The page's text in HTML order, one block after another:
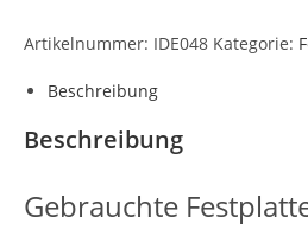
Artikelnummer: IDE048 Kategorie:
Beschreibung
Beschreibung
Gebrauchte